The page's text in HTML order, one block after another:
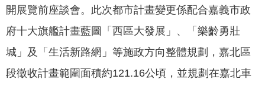
聯
絡
我
們
開展覽前座談會。此次都市計畫變更係配合嘉義市政
府十大旗艦計畫藍圖「西區大發展」、「樂齡勇壯
城」及「生活新路網」等施政方向整體規劃，嘉北區
段徵收計畫範圍面積約121.16公頃，並規劃在嘉北車